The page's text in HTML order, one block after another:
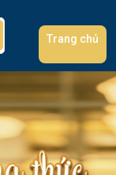
Trang chủ